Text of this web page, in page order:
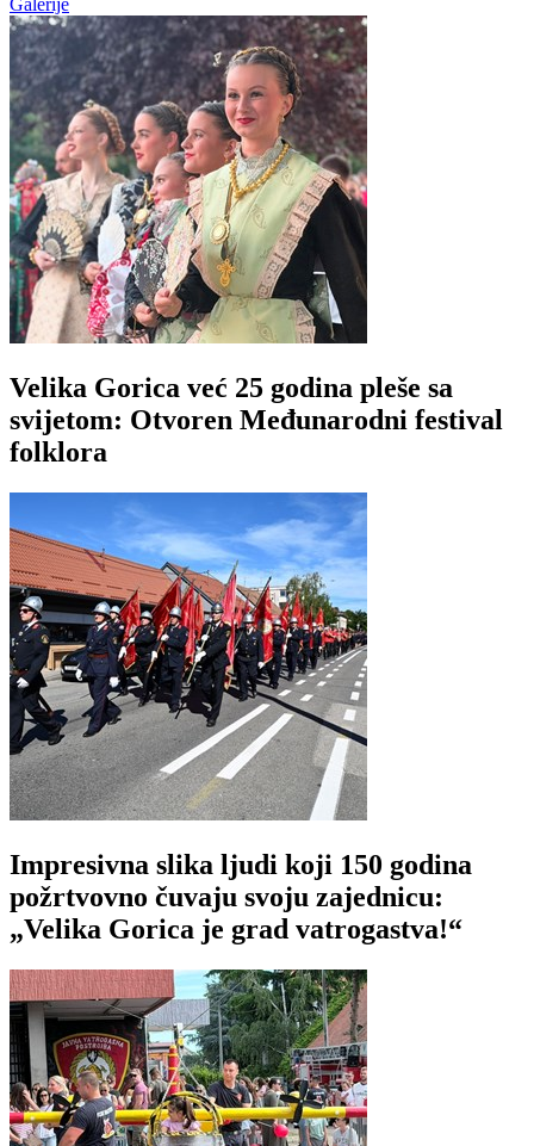
Galerije
Velika Gorica već 25 godina pleše sa
svijetom: Otvoren Međunarodni festival
folklora
Impresivna slika ljudi koji 150 godina
požrtvovno čuvaju svoju zajednicu:
„Velika Gorica je grad vatrogastva!“